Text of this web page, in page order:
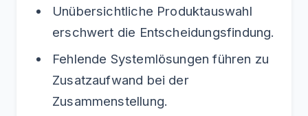
Unübersichtliche Produktauswahl
erschwert die Entscheidungsfindung.
Fehlende Systemlösungen führen zu
Zusatzaufwand bei der
Zusammenstellung.